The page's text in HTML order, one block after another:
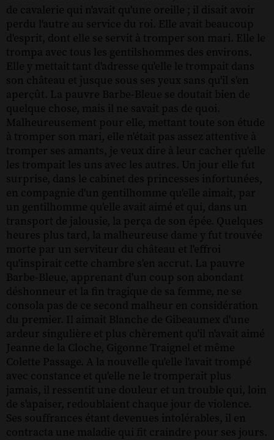
de cavalerie qui n'avait qu'une oreille ; il disait avoir
perdu l'autre au service du roi. Elle avait beaucoup
d'esprit, dont elle se servit à tromper son mari. Elle le
trompa avec tous les gentilshommes des environs.
Elle y mettait tant d'adresse qu'elle le trompait dans
son château et jusque sous ses yeux sans qu'il s'en
aperçût. La pauvre Barbe-Bleue se doutait bien de
quelque chose, mais il ne savait pas de quoi.
Malheureusement pour elle, mettant toute son étude
à tromper son mari, elle n'était pas assez attentive à
tromper ses amants, je veux dire à leur cacher qu'elle
les trompait les uns avec les autres. Un jour elle fut
surprise, dans le cabinet des princesses infortunées,
en compagnie d'un gentilhomme qu'elle aimait, par
un gentilhomme qu'elle avait aimé et qui, dans un
transport de jalousie, la perça de son épée. Quelques
heures plus tard, la malheureuse dame y fut trouvée
morte par un serviteur du château et l'effroi
qu'inspirait cette chambre s'en accrut. La pauvre
Barbe-Bleue, apprenant d'un coup son abondant
déshonneur et la fin tragique de sa femme, ne se
consola pas de ce second malheur en considération
du premier. Il aimait Blanche de Gibeaumex d'une
ardeur singulière et plus chèrement qu'il n'avait aimé
Jeanne de la Cloche, Gigonne Traignel et même
Colette Passage. A la nouvelle qu'elle l'avait trompé
avec constance et qu'elle ne le tromperait plus
jamais, il ressentit une douleur et un trouble qui, loin
de s'apaiser, redoublaient chaque jour de violence.
Ses souffrances étant devenues intolérables, il en
contracta une maladie qui fit craindre pour ses jours.